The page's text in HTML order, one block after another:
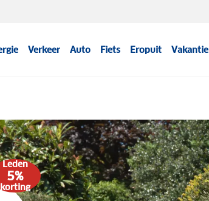
Verkeer Auto Fiets Eropuit Vakantie
Leden
5%
korting